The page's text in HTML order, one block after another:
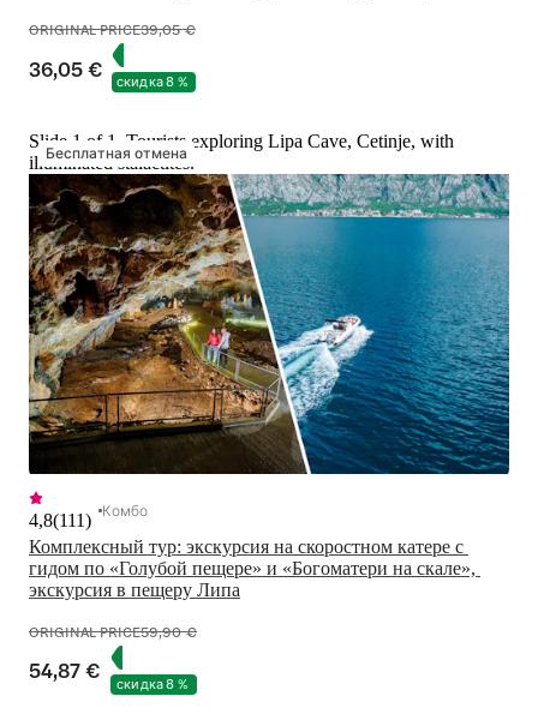
ORIGINAL PRICE39,05 €
36,05 € скидка 8 %
Бесплатная отмена
Slide 1 of 1, Tourists exploring Lipa Cave, Cetinje, with
illuminated stalactites.
Комплексный тур: экскурсия на скоростном катере с
гидом по «Голубой пещере» и «Богоматери на скале»,
экскурсия в пещеру Липа
4,8(111) Комбо
ORIGINAL PRICE59,90 €
54,87 € скидка 8 %